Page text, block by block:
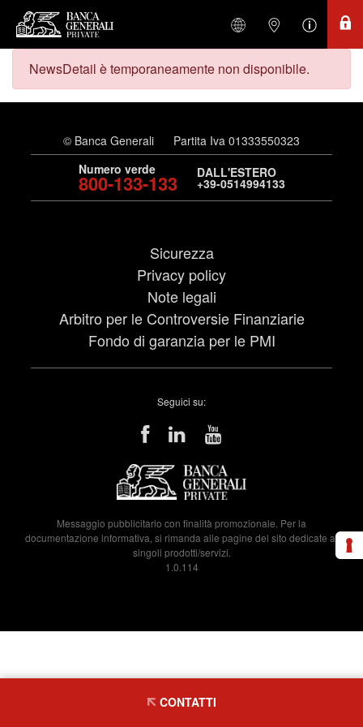
NewsDetail è temporaneamente non disponibile.
© Banca Generali
Partita Iva 01333550323
Numero verde
800-133-133 DALL'ESTERO
+39-0514994133
Sicurezza
Privacy policy
Note legali
Arbitro per le Controversie Finanziarie
Fondo di garanzia per le PMI
Seguici su:
Messaggio pubblicitario con finalità promozionale. Per la
documentazione informativa, si rimanda alle pagine del sito dedicate ai
singoli prodotti/servizi.
1.0.114
CONTATTI